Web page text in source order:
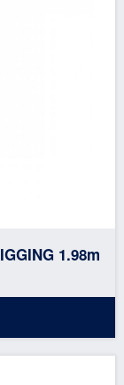
1.98m